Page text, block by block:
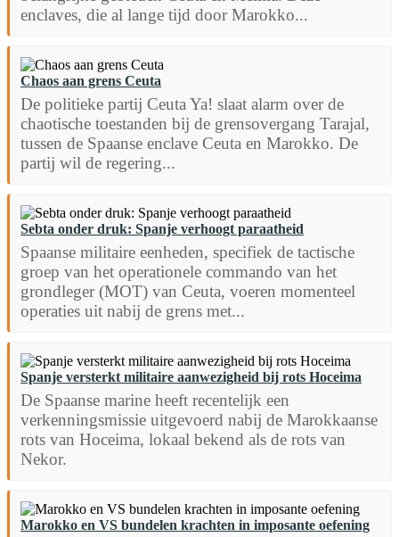
enclaves, die al lange tijd door Marokko...
Chaos aan grens Ceuta
De politieke partij Ceuta Ya! slaat alarm over de
chaotische toestanden bij de grensovergang Tarajal,
tussen de Spaanse enclave Ceuta en Marokko. De
partij wil de regering...
Sebta onder druk: Spanje verhoogt paraatheid
Spaanse militaire eenheden, specifiek de tactische
groep van het operationele commando van het
grondleger (MOT) van Ceuta, voeren momenteel
operaties uit nabij de grens met...
Spanje versterkt militaire aanwezigheid bij rots Hoceima
De Spaanse marine heeft recentelijk een
verkenningsmissie uitgevoerd nabij de Marokkaanse
rots van Hoceima, lokaal bekend als de rots van
Nekor.
Marokko en VS bundelen krachten in imposante oefening